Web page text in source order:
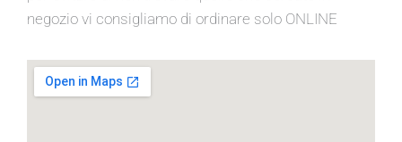
negozio vi consigliamo di ordinare solo ONLINE